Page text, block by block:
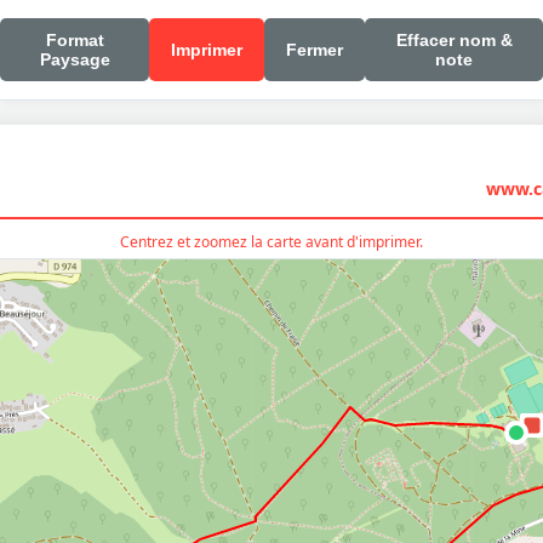
Format
Paysage
Imprimer Fermer
Effacer nom &
note
Centrez et zoomez la carte avant d'imprimer.